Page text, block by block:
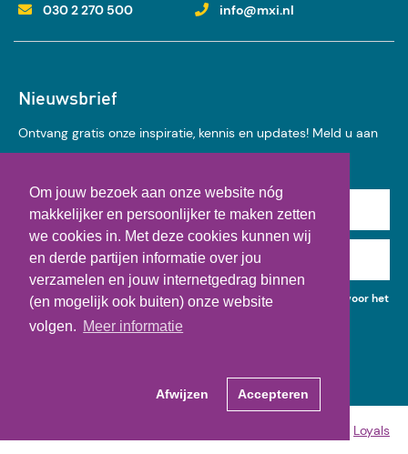
Om jouw bezoek aan onze website nóg
makkelijker en persoonlijker te maken zetten
we cookies in. Met deze cookies kunnen wij
en derde partijen informatie over jou
verzamelen en jouw internetgedrag binnen
(en mogelijk ook buiten) onze website
volgen. Meer informatie
Afwijzen Accepteren
030 2 270 500 info@mxi.nl
Nieuwsbrief
Ontvang gratis onze inspiratie, kennis en updates! Meld u aan
voor onze nieuwsbrief:
Achternaam
E-mail
Ik geef toestemming voor het gebruik van mijn gegevens voor het
Loyals